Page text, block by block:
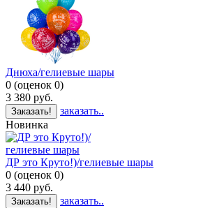
Днюха/гелиевые шары
0 (оценок 0)
3 380 руб.
Заказать!
заказать..
Новинка
ДР это Круто!)/гелиевые шары
0 (оценок 0)
3 440 руб.
Заказать! заказать..